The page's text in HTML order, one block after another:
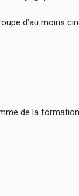
d’au moins
de la